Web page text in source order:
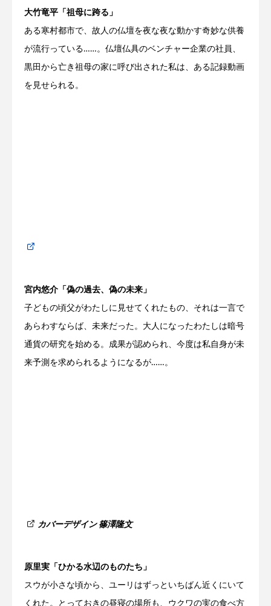
大竹竜平「祖母に跨る」
ある寒村都市で、故人の仏壇を夜な夜な動かす奇妙な供養
が流行っている……。 仏壇仏具のベンチャー企業の社員、
黒田から亡き祖母の家に呼び出された私は、ある記録動画
を見せられる。
宮内悠介「偽の過去、偽の未来」
子どもの頃父がわたしに見せてくれたもの、それは一言で
あらわすならば、 未来だった。大人になったわたしは暗号
通貨の研究を始める。成果が認められ、今度は私自身が未
来予測を求められるようになるが……。
カバーデザイン 篠澤隆文
原里実「ひかる水辺のものたち」
スウが小さな頃から、ユーリはずっといちばん近くにいて
くれた。とっておきの昼寝の場所も、ウクワの実の食べ方